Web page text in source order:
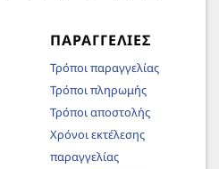
ΠΑΡΑΓΓΕΛΊΕΣ
Τρόποι παραγγελίας
Τρόποι πληρωμής
Τρόποι αποστολής
Χρόνοι εκτέλεσης
παραγγελίας